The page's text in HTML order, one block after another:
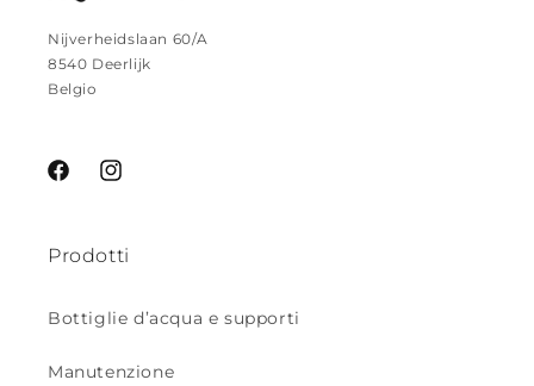
Nijverheidslaan 60/A
8540 Deerlijk
Belgio
FacebookInstagram
Prodotti
Bottiglie d’acqua e supporti
Manutenzione